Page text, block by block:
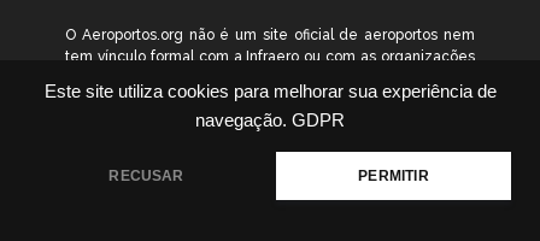
Este site utiliza cookies para melhorar sua experiência de
navegação. GDPR
RECUSAR PERMITIR
O Aeroportos.org não é um site oficial de aeroportos nem
tem vínculo formal com a Infraero ou com as organizações
como um guia independente de informação voltado ao
público geral. © 2026 aeroportos.org – Todos os direitos